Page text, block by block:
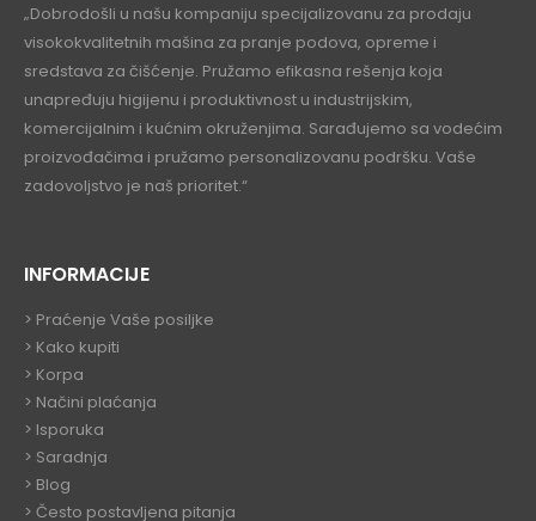
„Dobrodošli u našu kompaniju specijalizovanu za prodaju
visokokvalitetnih mašina za pranje podova, opreme i
sredstava za čišćenje. Pružamo efikasna rešenja koja
unapređuju higijenu i produktivnost u industrijskim,
komercijalnim i kućnim okruženjima. Sarađujemo sa vodećim
proizvođačima i pružamo personalizovanu podršku. Vaše
zadovoljstvo je naš prioritet.“
INFORMACIJE
> Praćenje Vaše posiljke
> Kako kupiti
> Korpa
> Načini plaćanja
> Isporuka
> Saradnja
> Blog
> Često postavljena pitanja